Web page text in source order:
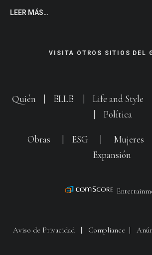
LEER MÁS…
VISITA OTROS SITIOS DEL
Quién ELLE Life and Style
Política
Obras ESG Mujeres
Expansión
Aviso de Privacidad| Compliance